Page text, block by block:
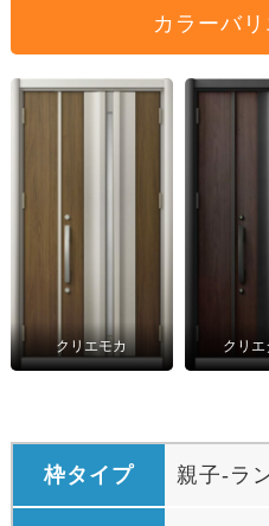
カラーバ
クリエモカ クリエ
枠タイプ 親子-ラ